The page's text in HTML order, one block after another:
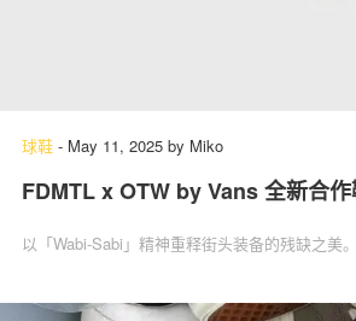
球鞋 - May 11, 2025 by Miko
FDMTL x OTW by Vans 全新合
以「Wabi-Sabi」精神重释街头装备的残缺之美。